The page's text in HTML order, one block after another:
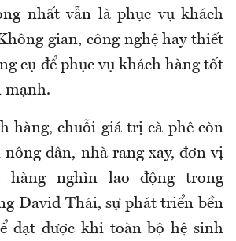
nhất vẫn là phục vụ khách
gian, công nghệ hay thiết
cụ để phục vụ khách hàng tốt
mạnh.
hàng, chuỗi giá trị cà phê còn
nông dân, nhà rang xay, đơn vị
hàng nghìn lao động trong
David Thái, sự phát triển bền
đạt được khi toàn bộ hệ sinh